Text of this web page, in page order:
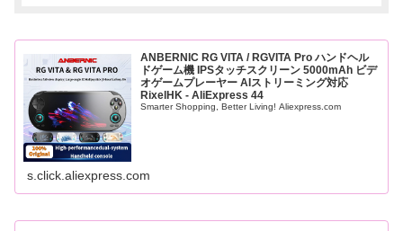
ANBERNIC RG VITA / RGVITA Pro ハンドヘル
ドゲーム機 IPSタッチスクリーン 5000mAh ビデ
オゲームプレーヤー AIストリーミング対応
RixelHK - AliExpress 44
Smarter Shopping, Better Living! Aliexpress.com
s.click.aliexpress.com